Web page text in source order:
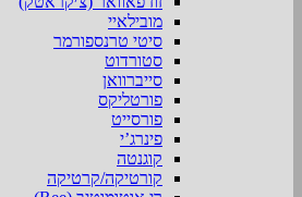
מובילאיי
סיטי טרנספורמר
סטורדוט
סייברוואן
פורטליקס
פורסייט
פינרג’י
קוגנטה
קורטיקה/קרטיקה